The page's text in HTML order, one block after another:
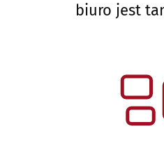
biuro jest